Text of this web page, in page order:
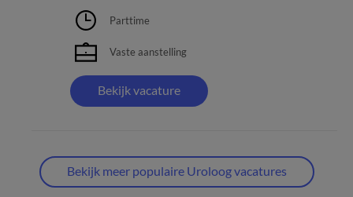
Parttime
Vaste aanstelling
Bekijk vacature
Bekijk meer populaire Uroloog vacatures